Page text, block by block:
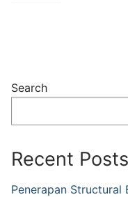
Search
Recent Posts
Penerapan Structural